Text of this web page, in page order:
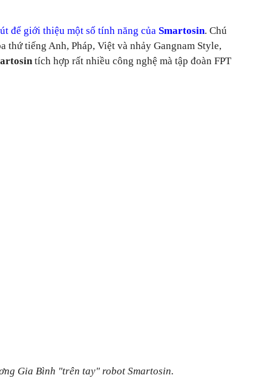
để giới thiệu một số tính năng của Smartosin. Chú
thứ tiếng Anh, Pháp, Việt và nhảy Gangnam Style,
tích hợp rất nhiều công nghệ mà tập đoàn FPT
Gia Bình "trên tay" robot Smartosin.